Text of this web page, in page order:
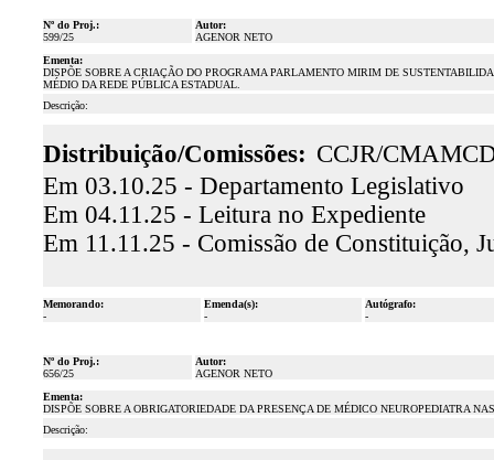
Nº do Proj.:
599/25
Autor:
AGENOR NETO
Ementa:
DISPÕE SOBRE A CRIAÇÃO DO PROGRAMA PARLAMENTO MIRIM DE
MÉDIO DA REDE PÚBLICA ESTADUAL.
Descrição:
Distribuição/Comissões: CCJR/
Em 03.10.25 - Departamento Legislativo
Em 04.11.25 - Leitura no Expediente
Em 11.11.25 - Comissão de Constituição,
Memorando:
-
Emenda(s):
-
Autógrafo:
-
Nº do Proj.:
656/25
Autor:
AGENOR NETO
Ementa:
DISPÕE SOBRE A OBRIGATORIEDADE DA PRESENÇA DE MÉDICO NEUROPEDIATRA
Descrição: